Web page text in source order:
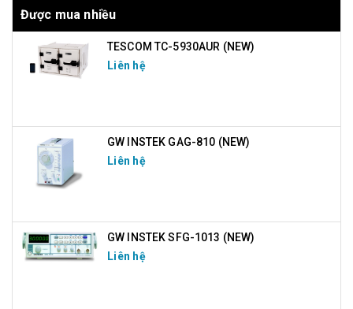
Được mua nhiều
TESCOM TC-5930AUR (NEW)
Liên hệ
GW INSTEK GAG-810 (NEW)
Liên hệ
GW INSTEK SFG-1013 (NEW)
Liên hệ